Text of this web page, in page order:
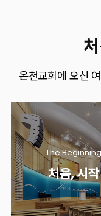
온천교회에 오신
The Beginning
처음, 시작